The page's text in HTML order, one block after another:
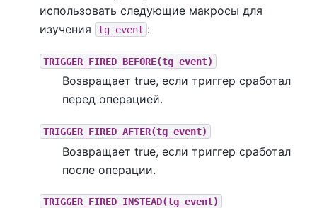
использовать следующие макросы для
изучения
tg_event :
TRIGGER_FIRED_BEFORE(tg_event)
Возвращает true, если триггер сработал
перед операцией.
TRIGGER_FIRED_AFTER(tg_event)
Возвращает true, если триггер сработал
после операции.
TRIGGER_FIRED_INSTEAD(tg_event)